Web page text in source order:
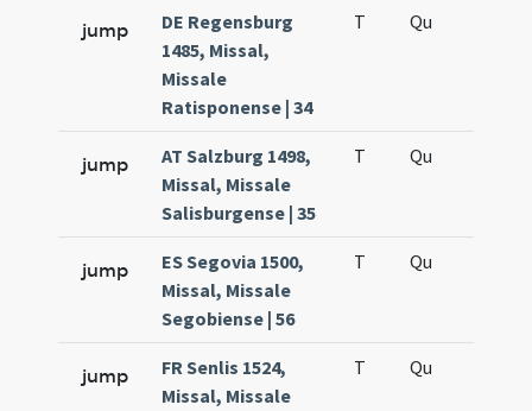
jump
DE Regensburg
1485, Missal,
Missale
Ratisponense | 34
T Qu
jump
AT Salzburg 1498,
Missal, Missale
Salisburgense | 35
T Qu
jump
ES Segovia 1500,
Missal, Missale
Segobiense | 56
T Qu
jump
FR Senlis 1524,
Missal, Missale
T Qu